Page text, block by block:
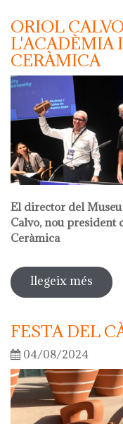
ORIOL
L'ACADÈMIA
CERÀMICA
El director del
Calvo, nou president
Ceràmica
llegeix més
FESTA DEL
04/08/2024